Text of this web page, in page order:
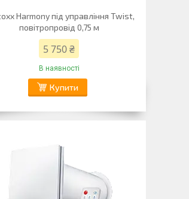
Harmony під управління Twist,
повітропровід 0,75 м
5 750 ₴
В наявності
Купити